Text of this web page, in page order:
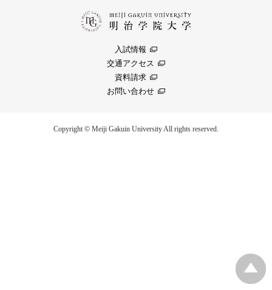
入試情報
交通アクセス
資料請求
お問い合わせ
Copyright © Meiji Gakuin University All rights reserved.